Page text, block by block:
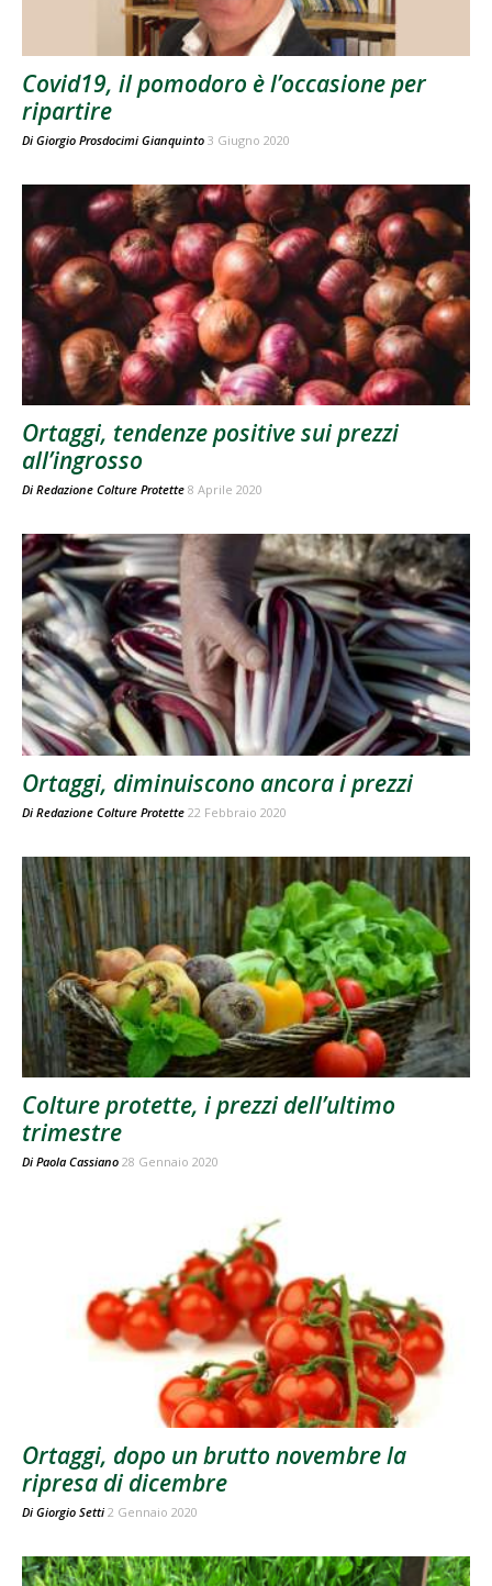
Covid19, il pomodoro è l’occasione per
ripartire
Di Giorgio Prosdocimi Gianquinto 3 Giugno 2020
Ortaggi, tendenze positive sui prezzi
all’ingrosso
Di Redazione Colture Protette 8 Aprile 2020
Ortaggi, diminuiscono ancora i prezzi
Di Redazione Colture Protette 22 Febbraio 2020
Colture protette, i prezzi dell’ultimo
trimestre
Di Paola Cassiano 28 Gennaio 2020
Ortaggi, dopo un brutto novembre la
ripresa di dicembre
Di Giorgio Setti 2 Gennaio 2020